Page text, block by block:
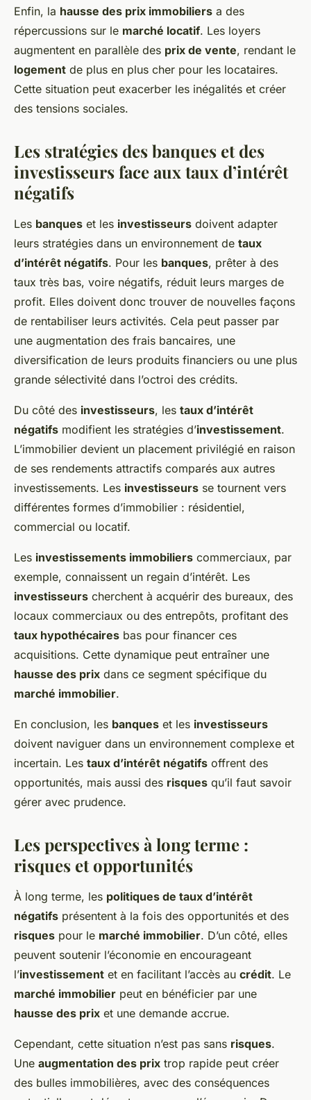
Enfin, la hausse des prix immobiliers a des
répercussions sur le marché locatif. Les loyers
augmentent en parallèle des prix de vente, rendant le
logement de plus en plus cher pour les locataires.
Cette situation peut exacerber les inégalités et créer
des tensions sociales.
Les stratégies des banques et des
investisseurs face aux taux d’intérêt
négatifs
Les banques et les investisseurs doivent adapter
leurs stratégies dans un environnement de taux
d’intérêt négatifs. Pour les banques, prêter à des
taux très bas, voire négatifs, réduit leurs marges de
profit. Elles doivent donc trouver de nouvelles façons
de rentabiliser leurs activités. Cela peut passer par
une augmentation des frais bancaires, une
diversification de leurs produits financiers ou une plus
grande sélectivité dans l’octroi des crédits.
Du côté des investisseurs, les taux d’intérêt
négatifs modifient les stratégies d’investissement.
L’immobilier devient un placement privilégié en raison
de ses rendements attractifs comparés aux autres
investissements. Les investisseurs se tournent vers
différentes formes d’immobilier : résidentiel,
commercial ou locatif.
Les investissements immobiliers commerciaux, par
exemple, connaissent un regain d’intérêt. Les
investisseurs cherchent à acquérir des bureaux, des
locaux commerciaux ou des entrepôts, profitant des
taux hypothécaires bas pour financer ces
acquisitions. Cette dynamique peut entraîner une
hausse des prix dans ce segment spécifique du
marché immobilier.
En conclusion, les banques et les investisseurs
doivent naviguer dans un environnement complexe et
incertain. Les taux d’intérêt négatifs offrent des
opportunités, mais aussi des risques qu’il faut savoir
gérer avec prudence.
Les perspectives à long terme :
risques et opportunités
À long terme, les politiques de taux d’intérêt
négatifs présentent à la fois des opportunités et des
risques pour le marché immobilier. D’un côté, elles
peuvent soutenir l’économie en encourageant
l’investissement et en facilitant l’accès au crédit. Le
marché immobilier peut en bénéficier par une
hausse des prix et une demande accrue.
Cependant, cette situation n’est pas sans risques.
Une augmentation des prix trop rapide peut créer
des bulles immobilières, avec des conséquences